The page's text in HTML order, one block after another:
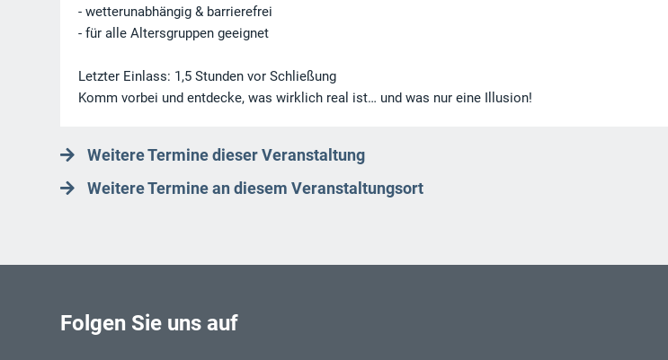
- wetterunabhängig & barrierefrei
- für alle Altersgruppen geeignet
Letzter Einlass: 1,5 Stunden vor Schließung
Komm vorbei und entdecke, was wirklich real ist… und was nur eine Illusion!
Weitere Termine dieser Veranstaltung
Weitere Termine an diesem Veranstaltungsort
Folgen Sie uns auf